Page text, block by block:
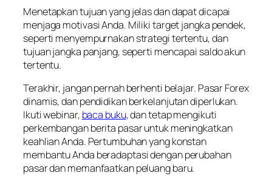
Menetapkan tujuan yang jelas dan dapat dicapai
menjaga motivasi Anda. Miliki target jangka pendek,
seperti menyempurnakan strategi tertentu, dan
tujuan jangka panjang, seperti mencapai saldo akun
tertentu.
Terakhir, jangan pernah berhenti belajar. Pasar Forex
dinamis, dan pendidikan berkelanjutan diperlukan.
Ikuti webinar, baca buku, dan tetap mengikuti
perkembangan berita pasar untuk meningkatkan
keahlian Anda. Pertumbuhan yang konstan
membantu Anda beradaptasi dengan perubahan
pasar dan memanfaatkan peluang baru.